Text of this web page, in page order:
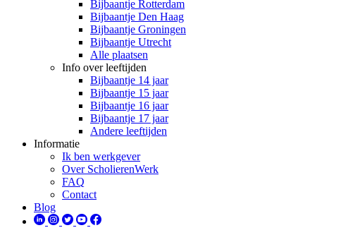
Bijbaantje Rotterdam
Bijbaantje Den Haag
Bijbaantje Groningen
Bijbaantje Utrecht
Alle plaatsen
Info over leeftijden
Bijbaantje 14 jaar
Bijbaantje 15 jaar
Bijbaantje 16 jaar
Bijbaantje 17 jaar
Andere leeftijden
Informatie
Ik ben werkgever
Over ScholierenWerk
FAQ
Contact
Blog